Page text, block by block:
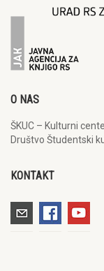
O NAS
ŠKUC – Kulturni
Društvo Študentski
KONTAKT